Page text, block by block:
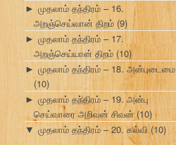
► முதலாம் தந்திரம் – 16.
அறஞ்செய்வான் திறம் (9)
► முதலாம் தந்திரம் – 17.
அறஞ்செய்யான் திறம் (10)
► முதலாம் தந்திரம் – 18. அன்புடைமை
(10)
► முதலாம் தந்திரம் – 19. அன்பு
செய்வாரை அறிவன் சிவன்(10)
▼ முதலாம் தந்திரம் – 20. கல்வி(10)